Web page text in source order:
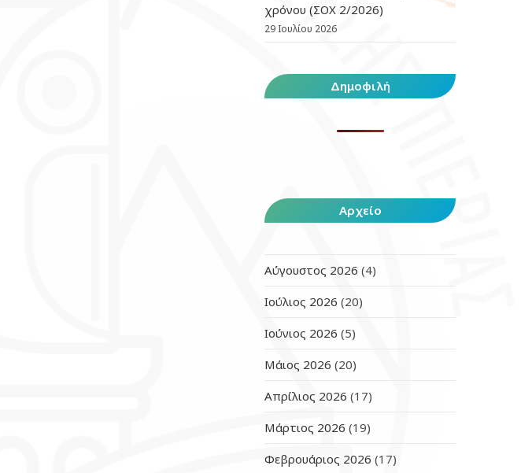
χρόνου (ΣΟΧ 2/2026)
29 Ιουλίου 2026
Δημοφιλή
Αρχείο
Αύγουστος 2026 (4)
Ιούλιος 2026 (20)
Ιούνιος 2026 (5)
Μάιος 2026 (20)
Απρίλιος 2026 (17)
Μάρτιος 2026 (19)
Φεβρουάριος 2026 (17)